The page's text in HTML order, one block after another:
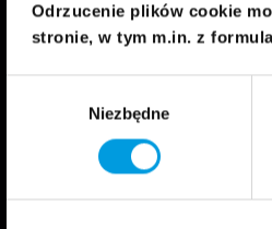
Odrzucenie plików cookie
stronie, w tym m.in. z
Niezbędne